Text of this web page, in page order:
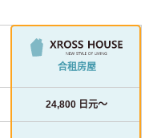
合租房屋
24,800 日元～